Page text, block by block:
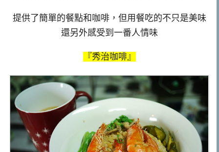
提供了簡單的餐點和咖啡，但用餐吃的不只是美味
還另外感受到一番人情味
『秀治咖啡』